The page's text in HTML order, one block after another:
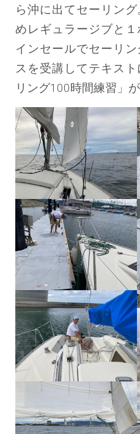
ら沖に出てセーリン
めレギュラージブと
インセールでセーリ
スを受講してテキス
リング100時間練習」が